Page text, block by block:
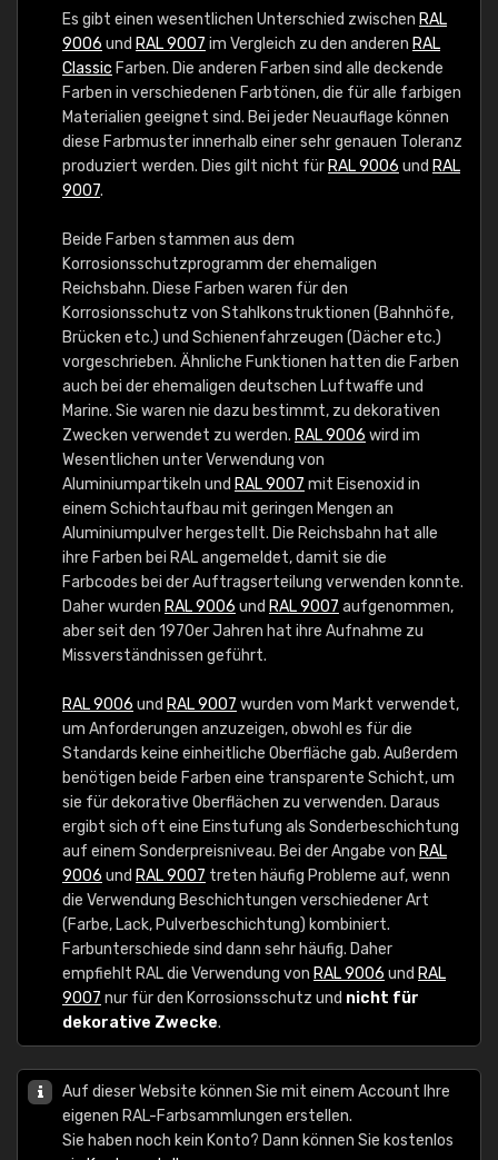
Es gibt einen wesentlichen Unterschied zwischen RAL
9006 und RAL 9007 im Vergleich zu den anderen RAL
Classic Farben. Die anderen Farben sind alle deckende
Farben in verschiedenen Farbtönen, die für alle farbigen
Materialien geeignet sind. Bei jeder Neuauflage können
diese Farbmuster innerhalb einer sehr genauen Toleranz
produziert werden. Dies gilt nicht für RAL 9006 und RAL
9007.
Beide Farben stammen aus dem
Korrosionsschutzprogramm der ehemaligen
Reichsbahn. Diese Farben waren für den
Korrosionsschutz von Stahlkonstruktionen (Bahnhöfe,
Brücken etc.) und Schienenfahrzeugen (Dächer etc.)
vorgeschrieben. Ähnliche Funktionen hatten die Farben
auch bei der ehemaligen deutschen Luftwaffe und
Marine. Sie waren nie dazu bestimmt, zu dekorativen
Zwecken verwendet zu werden. RAL 9006 wird im
Wesentlichen unter Verwendung von
Aluminiumpartikeln und RAL 9007 mit Eisenoxid in
einem Schichtaufbau mit geringen Mengen an
Aluminiumpulver hergestellt. Die Reichsbahn hat alle
ihre Farben bei RAL angemeldet, damit sie die
Farbcodes bei der Auftragserteilung verwenden konnte.
Daher wurden RAL 9006 und RAL 9007 aufgenommen,
aber seit den 1970er Jahren hat ihre Aufnahme zu
Missverständnissen geführt.
RAL 9006 und RAL 9007 wurden vom Markt verwendet,
um Anforderungen anzuzeigen, obwohl es für die
Standards keine einheitliche Oberfläche gab. Außerdem
benötigen beide Farben eine transparente Schicht, um
sie für dekorative Oberflächen zu verwenden. Daraus
ergibt sich oft eine Einstufung als Sonderbeschichtung
auf einem Sonderpreisniveau. Bei der Angabe von RAL
9006 und RAL 9007 treten häufig Probleme auf, wenn
die Verwendung Beschichtungen verschiedener Art
(Farbe, Lack, Pulverbeschichtung) kombiniert.
Farbunterschiede sind dann sehr häufig. Daher
empfiehlt RAL die Verwendung von RAL 9006 und RAL
9007 nur für den Korrosionsschutz und nicht für
dekorative Zwecke.
Auf dieser Website können Sie mit einem Account Ihre
eigenen RAL-Farbsammlungen erstellen.
Sie haben noch kein Konto? Dann können Sie kostenlos